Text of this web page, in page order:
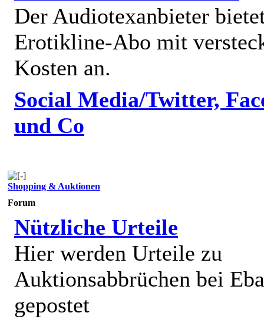
Der Audiotexanbieter
Erotikline-Abo mit
Kosten an.
Social Media/Twitter,
und Co
Shopping & Auktionen
Forum
Nützliche Urteile
Hier werden Urteile zu
Auktionsabbrüchen bei
gepostet